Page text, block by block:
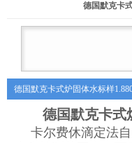
德国默克卡
德国默克卡式炉固体水标样
德国默克卡式
卡尔费休滴定法